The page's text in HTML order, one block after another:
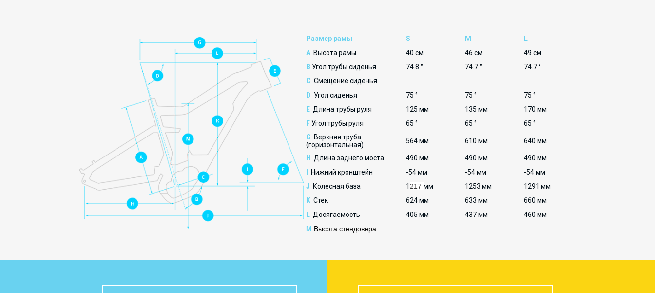
Размер рамы S M
L
A Высота рамы 40 см 46 см
49 см
B Угол трубы сиденья 74.8 ° 74.7 °
74.7 °
C Смещение сиденья
D Угол сиденья 75 ° 75 °
75 °
E Длина трубы руля 125 мм 135 мм
170 мм
F Угол трубы руля 65 ° 65 °
65 °
G Верхняя труба
(горизонтальная)
564 мм 610 мм 640 мм
H Длина заднего моста 490 мм 490 мм
490 мм
Нижний кронштейн -54 мм -54 мм
-54 мм
J Колесная база 1 217 мм 1253 мм
1291 мм
K Стек 624 мм 633 мм
660 мм
L Досягаемость 405 мм 437 мм
460 мм
M Высота стендовера